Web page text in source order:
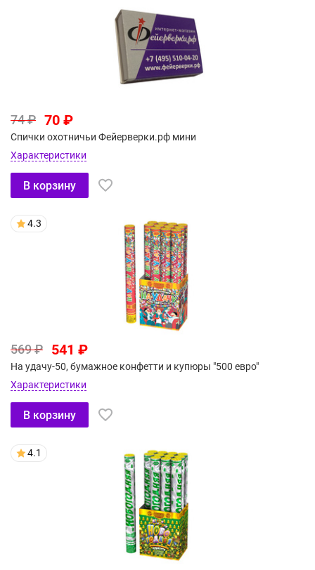
74 ₽ 70 ₽
Спички охотничьи Фейерверки.рф мини
Характеристики
В корзину
4.3
569 ₽ 541 ₽
На удачу-50, бумажное конфетти и купюры "500 евро"
Характеристики
В корзину
4.1